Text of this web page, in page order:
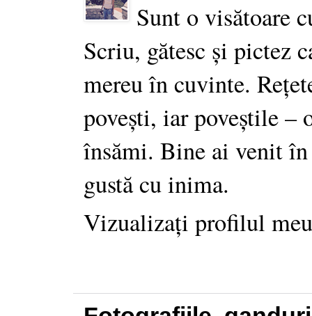
Sunt o visătoare
Scriu, gătesc și pictez
mereu în cuvinte.
povești, iar poveștile –
însămi. Bine ai venit
gustă cu inima.
Vizualizați profilul